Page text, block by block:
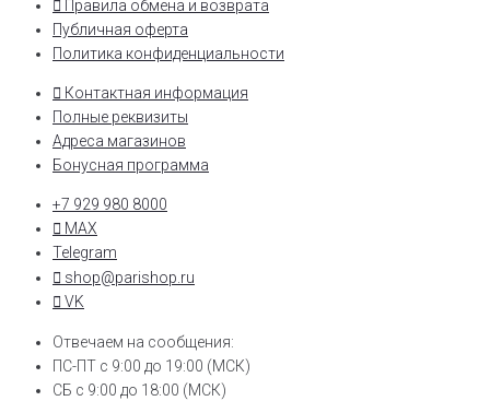
Правила обмена и возврата
Публичная оферта
Политика конфиденциальности
Контактная информация
Полные реквизиты
Адреса магазинов
Бонусная программа
+7 929 980 8000
MAX
Telegram
shop@parishop.ru
VK
Отвечаем на сообщения:
ПС-ПТ с 9:00 до 19:00 (МСК)
СБ с 9:00 до 18:00 (МСК)